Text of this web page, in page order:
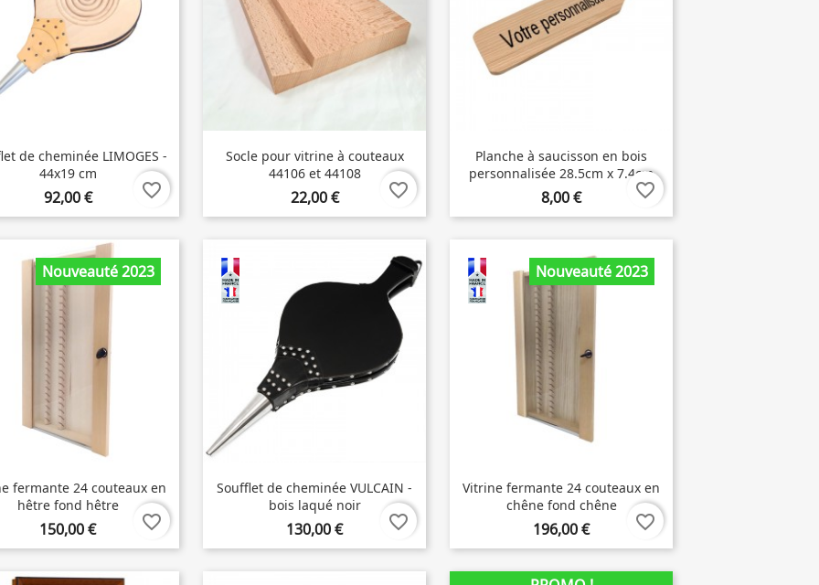
de cheminée LIMOGES -
44x19 cm
92,00 € favorite_border
Socle pour vitrine à couteaux
44106 et 44108
22,00 € favorite_border
Planche à saucisson en bois
personnalisée 28.5cm x 7.4cm
8,00 € favorite_border
Nouveauté 2023
fermante 24 couteaux en
hêtre fond hêtre
150,00 € favorite_border
Soufflet de cheminée VULCAIN -
bois laqué noir
130,00 € favorite_border
Nouveauté 2023
Vitrine fermante 24 couteaux en
chêne fond chêne
196,00 € favorite_border